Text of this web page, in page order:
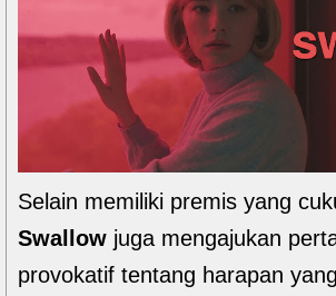
Selain memiliki premis yang
Swallow juga mengajukan
provokatif tentang harapan